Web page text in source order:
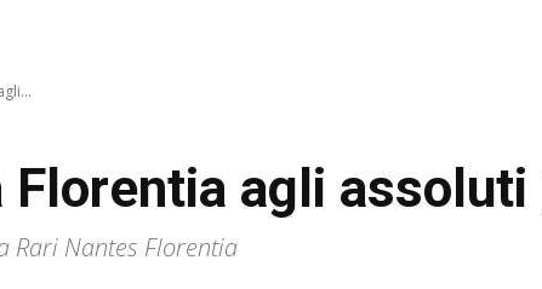
Florentia agli
Rari Nantes Florentia